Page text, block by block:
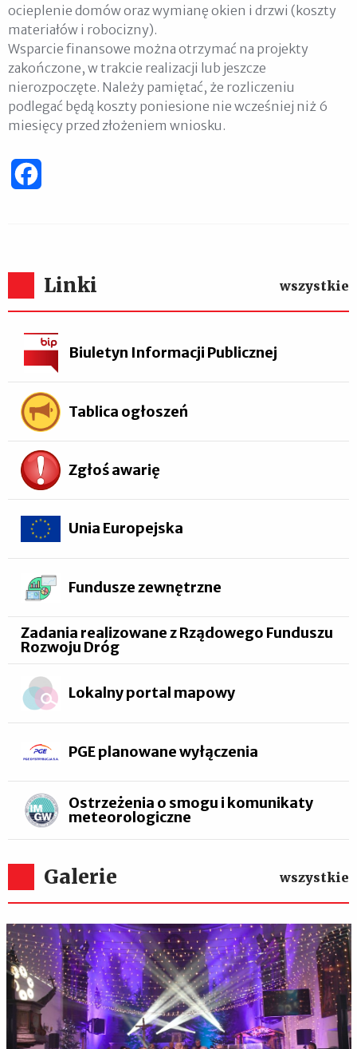
ocieplenie domów oraz wymianę okien i drzwi (koszty
materiałów i robocizny).
Wsparcie finansowe można otrzymać na projekty
zakończone, w trakcie realizacji lub jeszcze
nierozpoczęte. Należy pamiętać, że rozliczeniu
podlegać będą koszty poniesione nie wcześniej niż 6
miesięcy przed złożeniem wniosku.
Linki wszystkie
Biuletyn Informacji Publicznej
Tablica ogłoszeń
Zgłoś awarię
Unia Europejska
Fundusze zewnętrzne
Zadania realizowane z Rządowego Funduszu
Rozwoju Dróg
Lokalny portal mapowy
PGE planowane wyłączenia
Ostrzeżenia o smogu i komunikaty
meteorologiczne
Galerie wszystkie